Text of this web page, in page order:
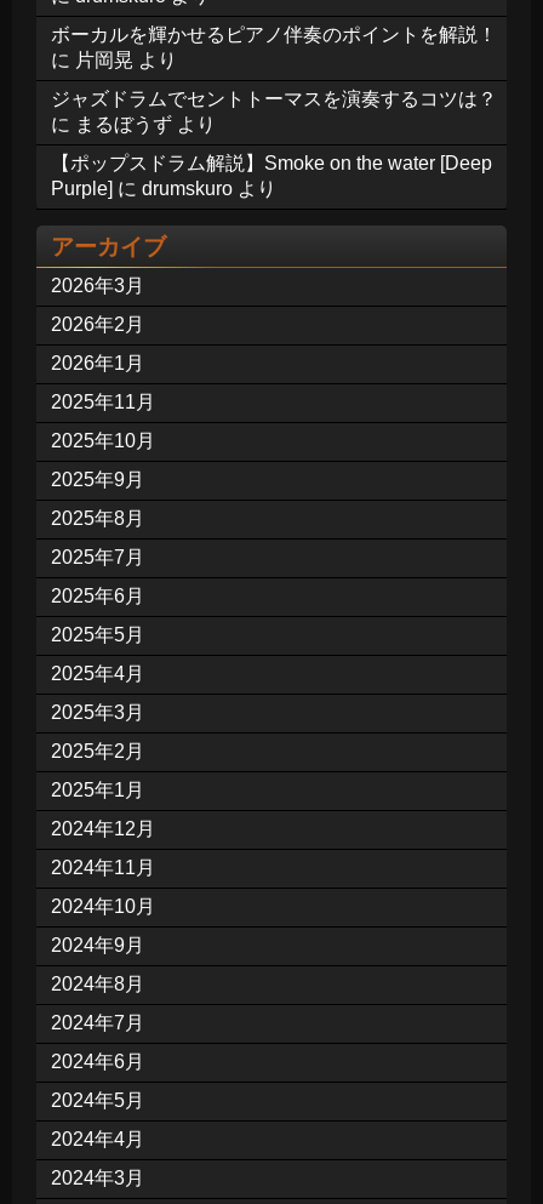
ボーカルを輝かせるピアノ伴奏のポイントを解説！
に 片岡晃 より
ジャズドラムでセントトーマスを演奏するコツは？
に まるぼうず より
【ポップスドラム解説】Smoke on the water [Deep
Purple] に drumskuro より
アーカイブ
2026年3月
2026年2月
2026年1月
2025年11月
2025年10月
2025年9月
2025年8月
2025年7月
2025年6月
2025年5月
2025年4月
2025年3月
2025年2月
2025年1月
2024年12月
2024年11月
2024年10月
2024年9月
2024年8月
2024年7月
2024年6月
2024年5月
2024年4月
2024年3月